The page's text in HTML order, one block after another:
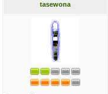
tasewona